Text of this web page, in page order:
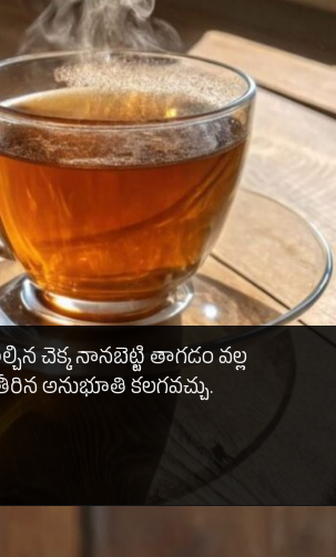
చెక్క నానబెట్టి తాగడం వల్ల
అనుభూతి కలగవచ్చు.